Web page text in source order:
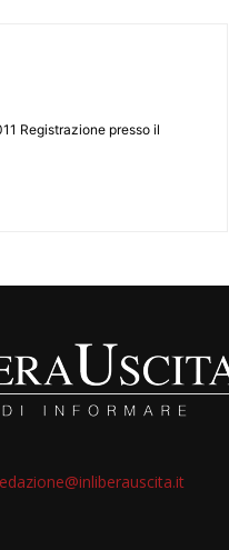
Registrazione presso il